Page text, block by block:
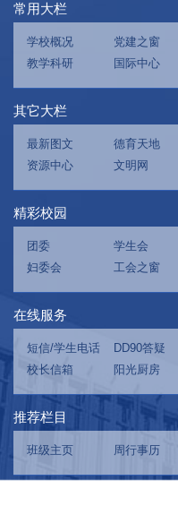
常用大栏
学校概况 党建之窗
教学科研
国际中心
其它大栏
最新图文 德育天地
资源中心
文明网
精彩校园
团委 学生会
妇委会
工会之窗
在线服务
短信/学生电话 DD90答疑
校长信箱
阳光厨房
推荐栏目
班级主页 周行事历